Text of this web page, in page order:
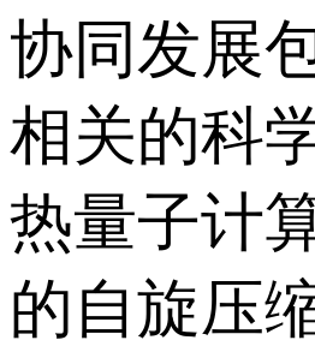
协同发展
相关的科
热量子计
的自旋压